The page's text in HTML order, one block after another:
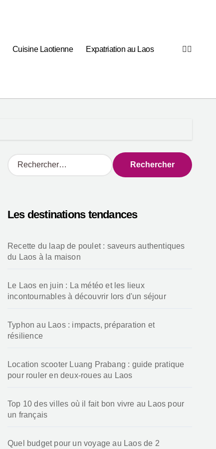
Cuisine Laotienne Expatriation au Laos
R
e
r
e
r
Les destinations tendances
Recette du laap de poulet : saveurs authentiques
du Laos à la maison
Le Laos en juin : La météo et les lieux
incontournables à découvrir lors d'un séjour
Typhon au Laos : impacts, préparation et
résilience
Location scooter Luang Prabang : guide pratique
pour rouler en deux-roues au Laos
Top 10 des villes où il fait bon vivre au Laos pour
un français
Quel budget pour un voyage au Laos de 2